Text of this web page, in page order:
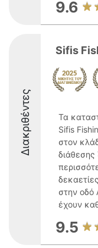
9.6
Διακριθέντες
Sifis
Τα
Sifis
στον
στην οδό
έχουν
9.5